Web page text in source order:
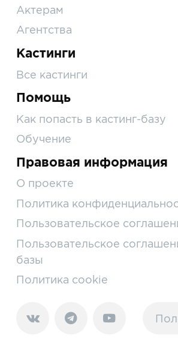
Актерам
Агентства
Кастинги
Все кастинги
Помощь
Как попасть в кастинг-базу
Обучение
Правовая информация
О проекте
Политика
Пользовательское
Пользовательское
базы
Политика cookie